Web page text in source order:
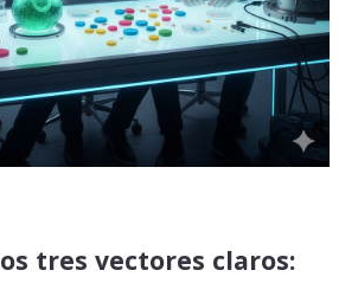
tres vectores claros: